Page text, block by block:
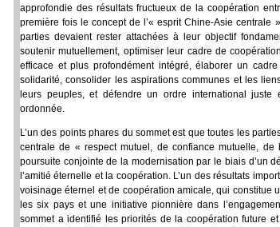
approfondie des résultats fructueux de la coopération
première fois le concept de l’« esprit Chine-Asie
parties devaient rester attachées à leur objectif
soutenir mutuellement, optimiser leur cadre de
efficace et plus profondément intégré, élaborer un
solidarité, consolider les aspirations communes et les
leurs peuples, et défendre un ordre international
ordonnée.
L’un des points phares du sommet est que toutes les
centrale de « respect mutuel, de confiance mutuelle, de
poursuite conjointe de la modernisation par le biais d’un
l’amitié éternelle et la coopération. L’un des résultats
voisinage éternel et de coopération amicale, qui constitue
les six pays et une initiative pionnière dans
sommet a identifié les priorités de la coopération future